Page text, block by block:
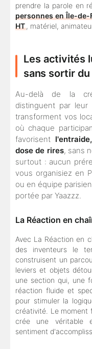
prendre la parole en
personnes en Île-de-
HT , matériel,
Les activités
sans sortir
Au-delà de la
distinguent par leur
transforment vos
où chaque
favorisent
dose de rires, sans
surtout : aucun
vous organisiez en
ou en équipe
portée par Yaazzz.
La Réaction en
Avec La Réaction en
des inventeurs le
construisent un
leviers et objets
une section qui, une
réaction fluide et
pour stimuler la
créativité. Le moment
crée une véritable
sentiment